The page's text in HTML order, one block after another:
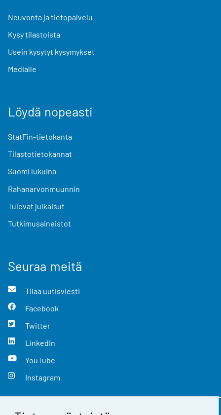
Neuvonta ja tietopalvelu
Kysy tilastoista
Usein kysytyt kysymykset
Medialle
Löydä nopeasti
StatFin-tietokanta
Tilastotietokannat
Suomi lukuina
Rahanarvonmuunnin
Tulevat julkaisut
Tutkimusaineistot
Seuraa meitä
Tilaa uutisviesti
Facebook
Twitter
LinkedIn
YouTube
Instagram